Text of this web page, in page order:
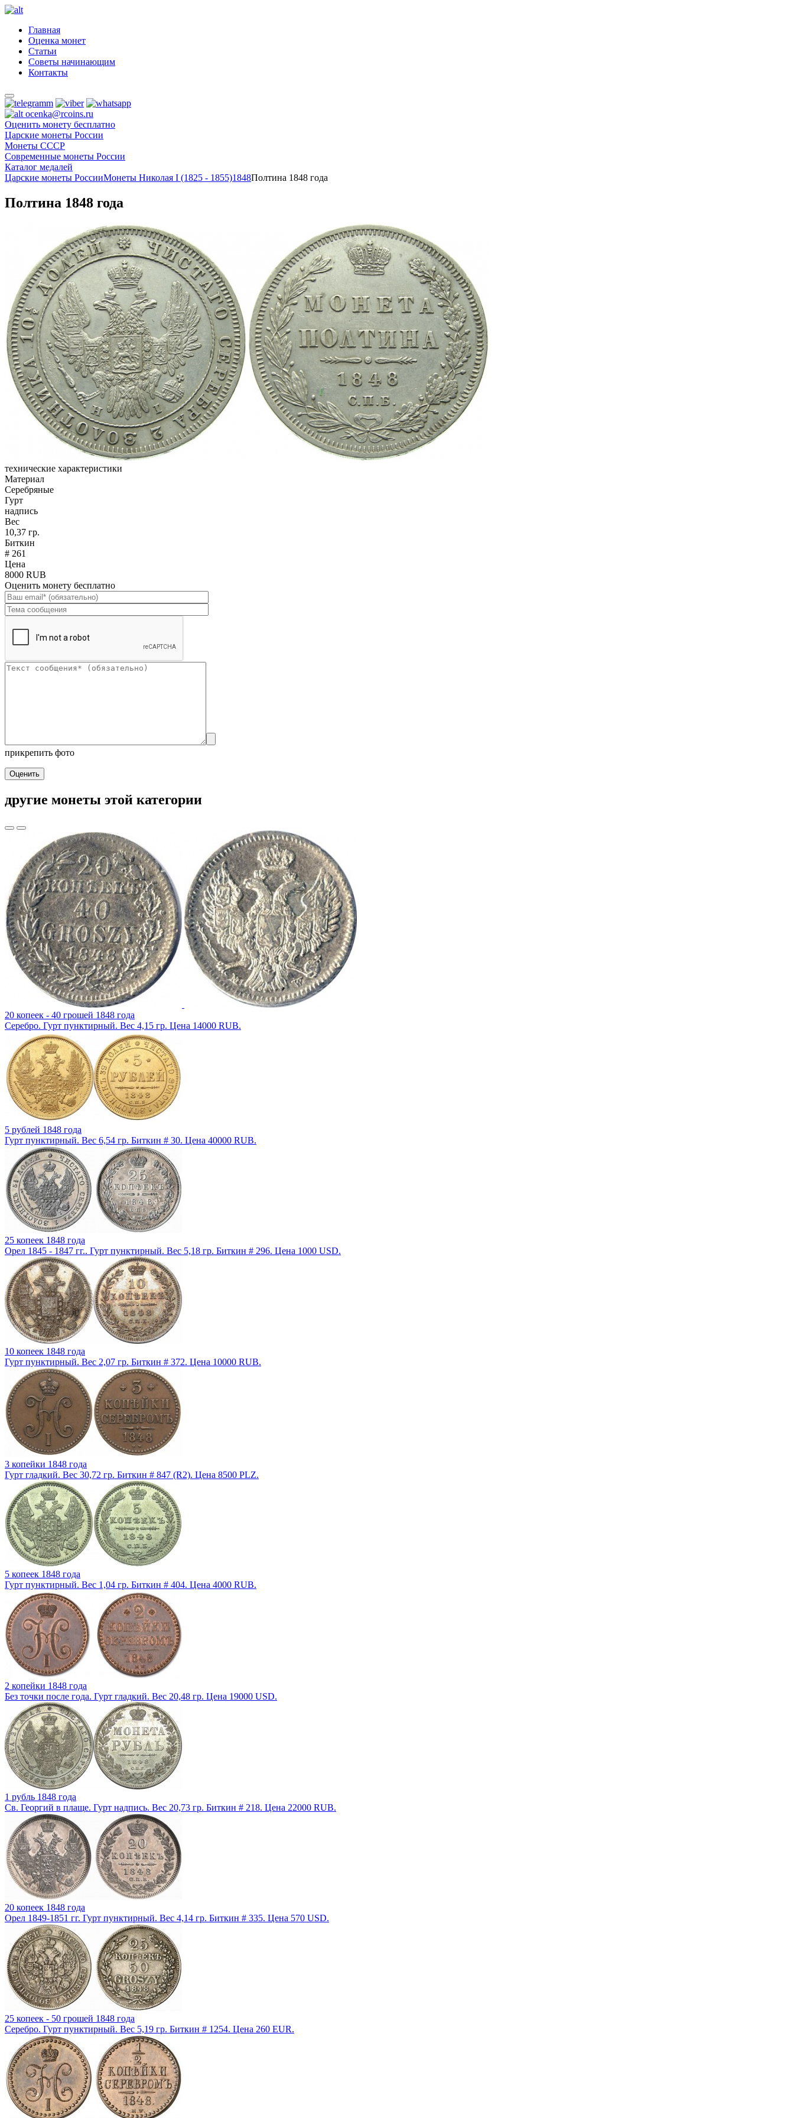
Главная
Оценка монет
Статьи
Советы начинающим
Контакты
ocenka@rcoins.ru
Оценить монету бесплатно
Царские монеты России
Монеты СССР
Современные монеты России
Каталог медалей
Царские монеты РоссииМонеты Николая I (1825 - 1855)1848Полтина 1848 года
Полтина 1848 года
технические характеристики
Материал
Серебряные
Гурт
надпись
Вес
10,37 гр.
Биткин
# 261
Цена
8000 RUB
Оценить монету бесплатно
прикрепить фото
Оценить
другие монеты этой категории
20 копеек - 40 грошей 1848 года
Серебро. Гурт пунктирный. Вес 4,15 гр. Цена 14000 RUB.
5 рублей 1848 года
Гурт пунктирный. Вес 6,54 гр. Биткин # 30. Цена 40000 RUB.
25 копеек 1848 года
Орел 1845 - 1847 гг.. Гурт пунктирный. Вес 5,18 гр. Биткин # 296. Цена 1000 USD.
10 копеек 1848 года
Гурт пунктирный. Вес 2,07 гр. Биткин # 372. Цена 10000 RUB.
3 копейки 1848 года
Гурт гладкий. Вес 30,72 гр. Биткин # 847 (R2). Цена 8500 PLZ.
5 копеек 1848 года
Гурт пунктирный. Вес 1,04 гр. Биткин # 404. Цена 4000 RUB.
2 копейки 1848 года
Без точки после года. Гурт гладкий. Вес 20,48 гр. Цена 19000 USD.
1 рубль 1848 года
Св. Георгий в плаще. Гурт надпись. Вес 20,73 гр. Биткин # 218. Цена 22000 RUB.
20 копеек 1848 года
Орел 1849-1851 гг. Гурт пунктирный. Вес 4,14 гр. Биткин # 335. Цена 570 USD.
25 копеек - 50 грошей 1848 года
Серебро. Гурт пунктирный. Вес 5,19 гр. Биткин # 1254. Цена 260 EUR.